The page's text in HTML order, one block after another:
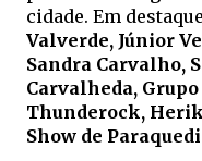
cidade. Em
Valverde, Júnior
Sandra Carvalho,
Carvalheda,
Thunderock,
Show de